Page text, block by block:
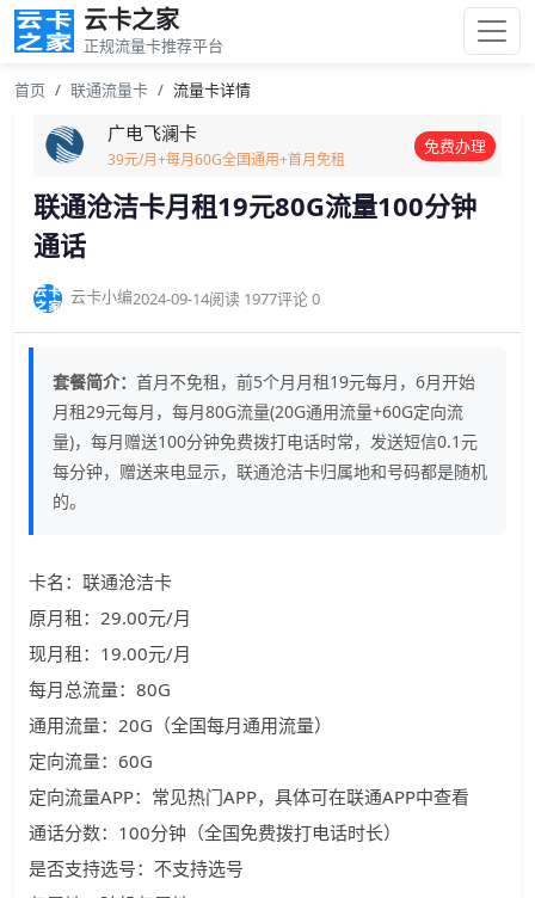
云卡之家
正规流量卡推荐平台
首页 联通流量卡 流量卡详情
广电飞澜卡
39元/月+每月60G全国通用+首月免租
免费办理
联通沧洁卡月租19元80G流量100分钟
通话
云卡小编2024-09-14阅读 1977评论 0
套餐简介： 首月不免租，前5个月月租19元每月，6月开始
月租29元每月，每月80G流量(20G通用流量+60G定向流
量)，每月赠送100分钟免费拨打电话时常，发送短信0.1元
每分钟，赠送来电显示，联通沧洁卡归属地和号码都是随机
的。
卡名：联通沧洁卡
原月租：29.00元/月
现月租：19.00元/月
每月总流量：80G
通用流量：20G（全国每月通用流量）
定向流量：60G
定向流量APP：常见热门APP，具体可在联通APP中查看
通话分数：100分钟（全国免费拨打电话时长）
是否支持选号：不支持选号